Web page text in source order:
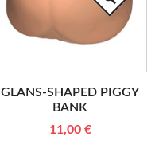
GLANS-SHAPED PIGGY
BANK
11,00 €